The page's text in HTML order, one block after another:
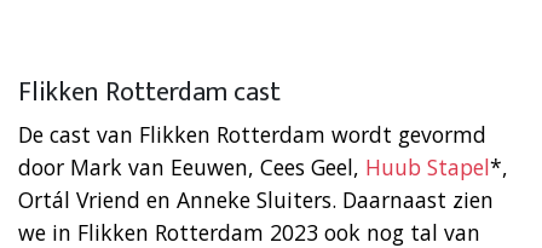
Flikken Rotterdam cast
De cast van Flikken Rotterdam wordt gevormd
door Mark van Eeuwen, Cees Geel, Huub Stapel*,
Ortál Vriend en Anneke Sluiters. Daarnaast zien
we in Flikken Rotterdam 2023 ook nog tal van